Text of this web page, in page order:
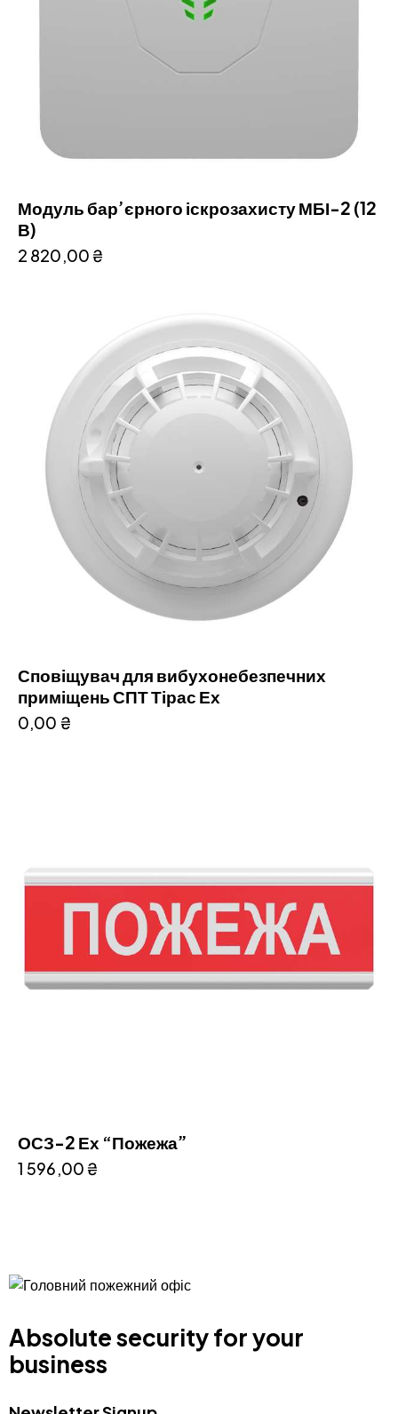
Модуль бар’єрного іскрозахисту МБІ-2 (12
В)
2 820,00₴
Сповіщувач для вибухонебезпечних
приміщень СПТ Тірас Ех
0,00 ₴
ОСЗ-2 Ех “Пожежа”
1 596,00₴
Absolute security for your
business